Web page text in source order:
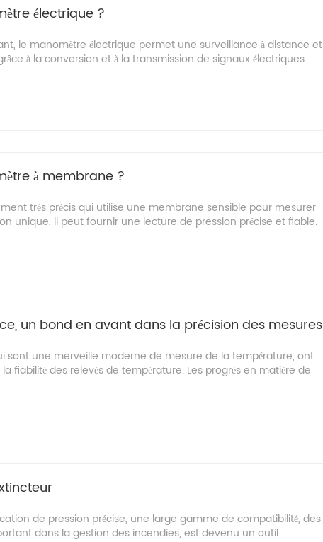
électrique ?
le manomètre électrique permet une surveillance à distance et
à la conversion et à la transmission de signaux électriques.
à membrane ?
très précis qui utilise une membrane sensible pour mesurer
unique, il peut fournir une lecture de pression précise et fiable.
un bond en avant dans la précision des mesures
sont une merveille moderne de mesure de la température, ont
fiabilité des relevés de température. Les progrès en matière de
de pression précise, une large gamme de compatibilité, des
dans la gestion des incendies, est devenu un outil